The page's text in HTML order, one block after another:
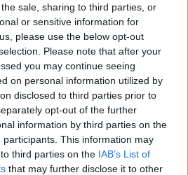
sale, sharing to third parties, or
or sensitive information for
please use the below opt-out
Please note that after your
you may continue seeing
on personal information utilized by
disclosed to third parties prior to
opt-out of the further
information by third parties on the
participants. This information may
third parties on the IAB’s List of
that may further disclose it to other
του Kayak που θα
μας